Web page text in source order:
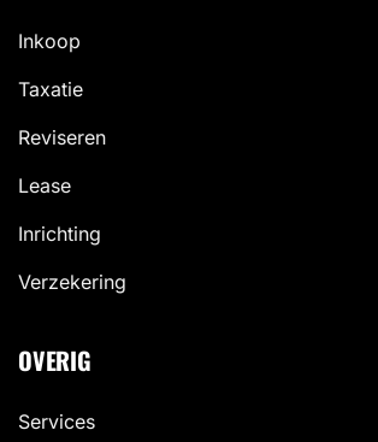
Inkoop
Taxatie
Reviseren
Lease
Inrichting
Verzekering
OVERIG
Services